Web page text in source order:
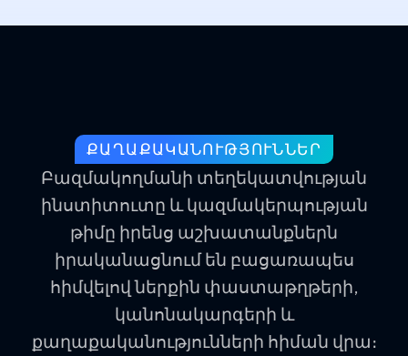
ՔԱՂԱՔԱԿԱՆՈՒԹՅՈՒՆՆԵՐ
Բազմակողմանի տեղեկատվության
ինստիտուտը և կազմակերպության
թիմը իրենց աշխատանքներն
իրականացնում են բացառապես
հիմվելով ներքին փաստաթղթերի,
կանոնակարգերի և
քաղաքականությունների հիման վրա։